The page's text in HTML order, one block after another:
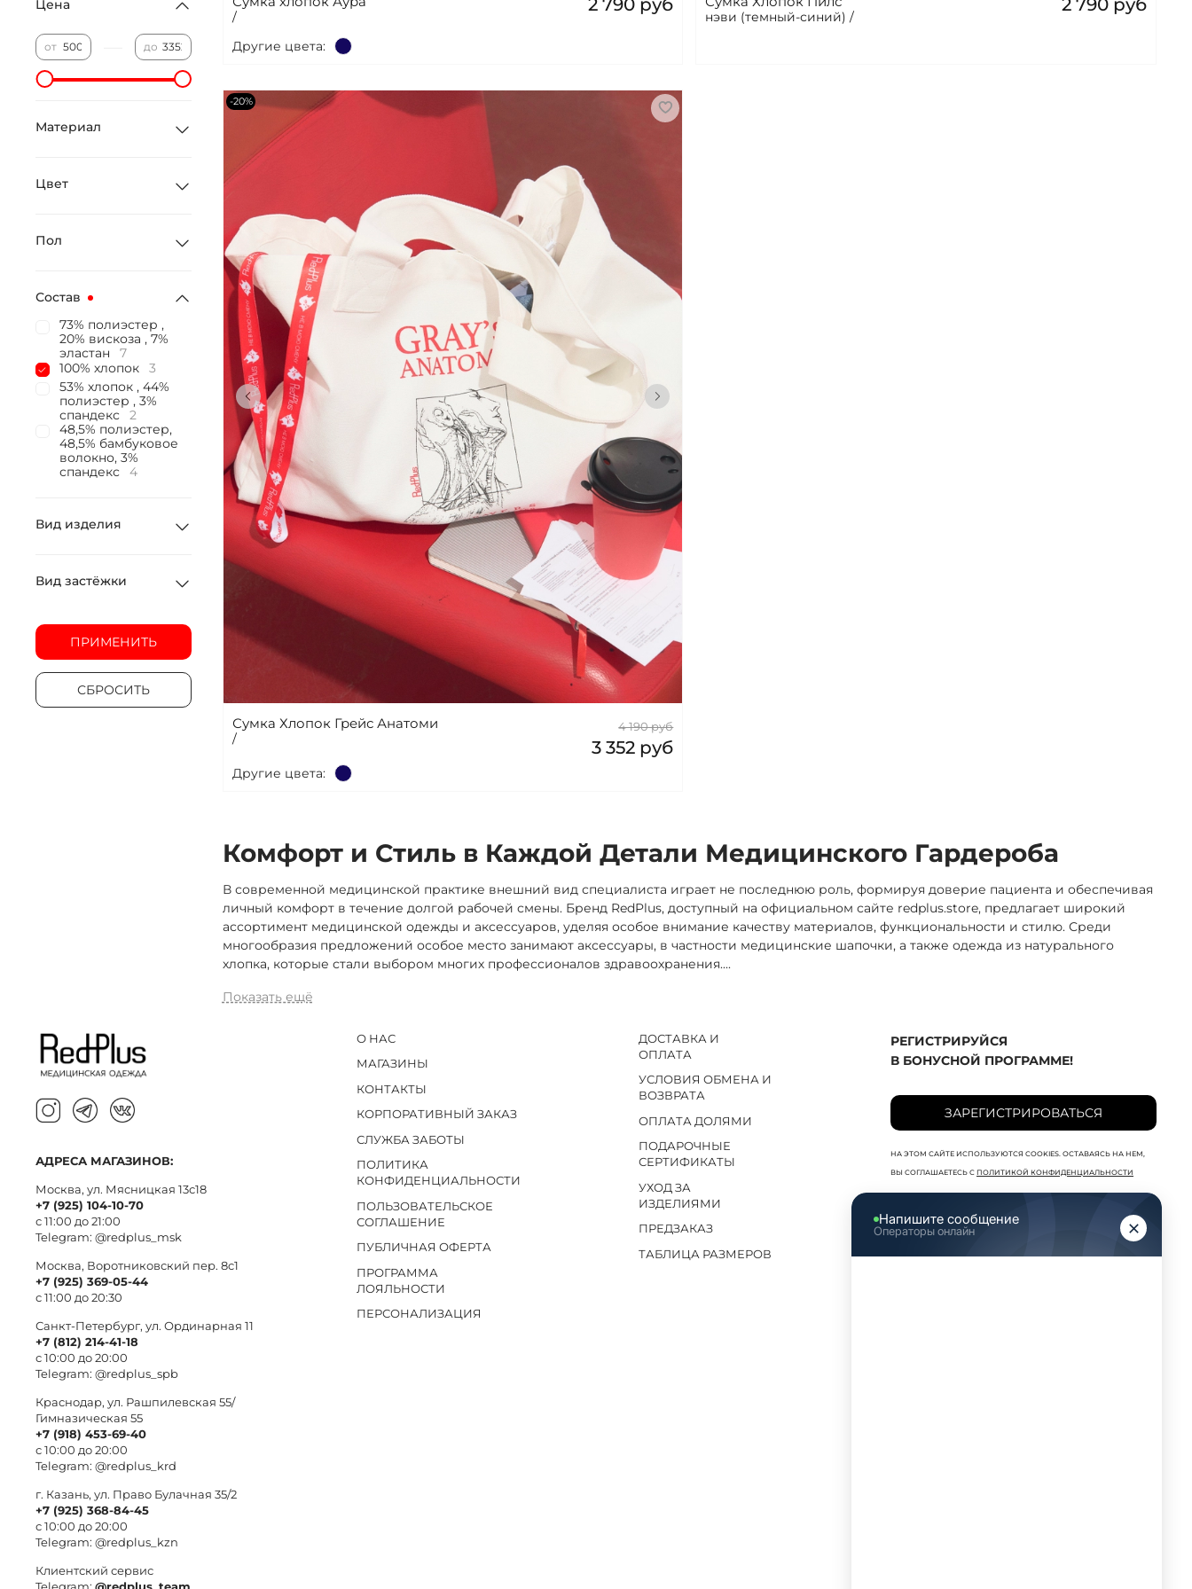
/
2 790 руб
Другие цвета:
нэви (темный-синий) /
2 790 руб
-20%
Сумка Хлопок Грейс Анатоми
/
4 190 руб
3 352 руб
Другие цвета:
В КОРЗИНУ
Комфорт и Стиль в Каждой Детали Медицинского Гардероба
В современной медицинской практике внешний вид специалиста играет не последнюю роль, формируя доверие пациента и обеспечивая
личный комфорт в течение долгой рабочей смены. Бренд RedPlus, доступный на официальном сайте redplus.store, предлагает широкий
ассортимент медицинской одежды и аксессуаров, уделяя особое внимание качеству материалов, функциональности и стилю. Среди
многообразия предложений особое место занимают аксессуары, в частности медицинские шапочки, а также одежда из натурального
хлопка, которые стали выбором многих профессионалов здравоохранения....
Показать ещё
Цена
от до
Материал
Цвет
Пол
Состав
73% полиэстер ,
20% вискоза , 7%
эластан
7
100% хлопок
3
53% хлопок , 44%
полиэстер , 3%
спандекс
2
48,5% полиэстер,
48,5% бамбуковое
волокно, 3%
спандекс
4
Вид изделия
Вид застёжки
ПРИМЕНИТЬ
СБРОСИТЬ
О НАС
МАГАЗИНЫ
КОНТАКТЫ
КОРПОРАТИВНЫЙ ЗАКАЗ
СЛУЖБА ЗАБОТЫ
ПОЛИТИКА
КОНФИДЕНЦИАЛЬНОСТИ
ПОЛЬЗОВАТЕЛЬСКОЕ
СОГЛАШЕНИЕ
ПУБЛИЧНАЯ ОФЕРТА
ПРОГРАММА
ЛОЯЛЬНОСТИ
ПЕРСОНАЛИЗАЦИЯ
ДОСТАВКА И
ОПЛАТА
УСЛОВИЯ ОБМЕНА И
ВОЗВРАТА
ОПЛАТА ДОЛЯМИ
ПОДАРОЧНЫЕ
СЕРТИФИКАТЫ
УХОД ЗА
ИЗДЕЛИЯМИ
ПРЕДЗАКАЗ
ТАБЛИЦА РАЗМЕРОВ
РЕГИСТРИРУЙСЯ
В БОНУСНОЙ ПРОГРАММЕ!
ЗАРЕГИСТРИРОВАТЬСЯ
НА ЭТОМ САЙТЕ ИСПОЛЬЗУЮТСЯ COOKIES. ОСТАВАЯСЬ НА НЕМ,
ВЫ СОГЛАШАЕТЕСЬ С ПОЛИТИКОЙ КОНФИДЕНЦИАЛЬНОСТИ
АДРЕСА МАГАЗИНОВ:
Москва, ул. Мясницкая 13с18
+7 (925) 104-10-70
с 11:00 до 21:00
Telegram: @redplus_msk
Москва, Воротниковский пер. 8c1
+7 (925) 369-05-44
с 11:00 до 20:30
Санкт-Петербург, ул. Ординарная 11
+7 (812) 214-41-18
с 10:00 до 20:00
Telegram: @redplus_spb
Краснодар, ул. Рашпилевская 55/
Гимназическая 55
+7 (918) 453-69-40
с 10:00 до 20:00
Telegram: @redplus_krd
г. Казань, ул. Право Булачная 35/2
+7 (925) 368-84-45
с 10:00 до 20:00
Telegram: @redplus_kzn
Клиентский сервис